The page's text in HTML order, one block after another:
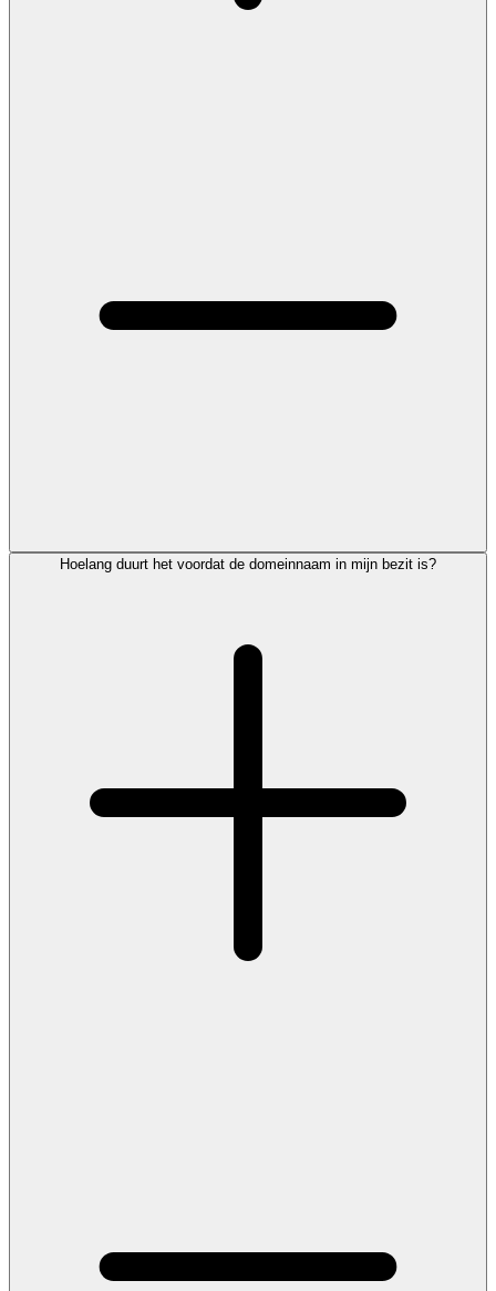
Hoelang duurt het voordat de domeinnaam in mijn bezit is?